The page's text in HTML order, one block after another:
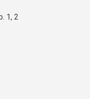
1, 2